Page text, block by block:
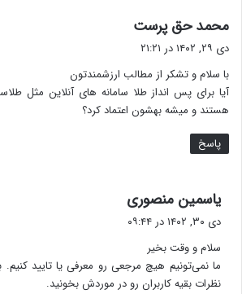
محمد حق پرست
:
دی ۲۹, ۱۴۰۲ در ۲۱:۲۱
با سلام و تشکر از مطالب ارزشمندتون
آیا برای پس انداز طلا سامانه های آنلاین مثل
هستند و میشه بهشون اعتماد کرد؟
پاسخ
یاسمین منصوری
دی ۳۰, ۱۴۰۲ در ۰۹:۴۴
سلام و وقت بخیر
ما نمی‌تونیم هیچ مرجعی رو معرفی یا تایید
نظرات بقیه کاربران رو در موردش بخونید.